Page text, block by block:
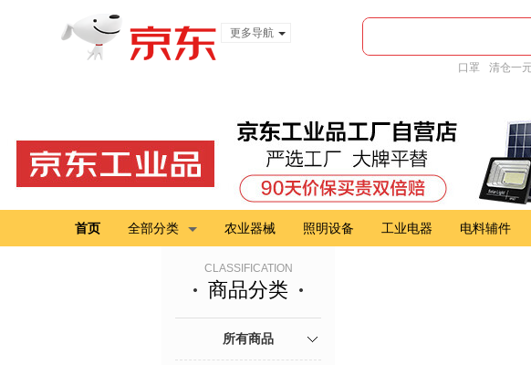
更多导航
口罩 清仓一
首页 全部分类 农业器械 照明设备 工业电器 电料辅件
CLASSIFICATION
商品分类
所有商品